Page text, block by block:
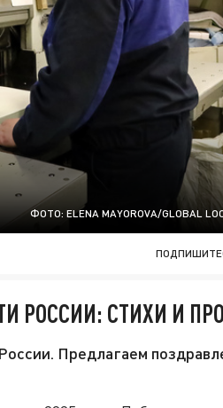
ФОТО: ELENA MAYOROVA/GLOBAL
РОССИИ: СТИХИ И
Предлагаем